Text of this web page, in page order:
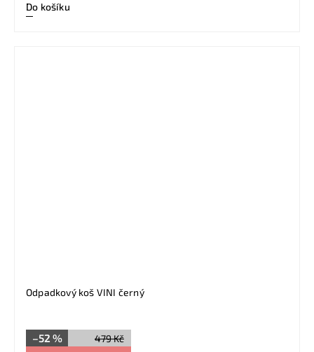
Do košíku
Odpadkový koš VINI černý
479 Kč
–52 %